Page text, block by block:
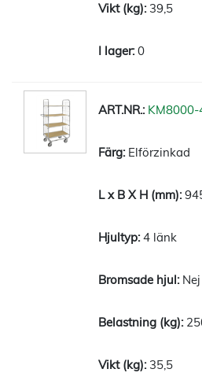
39,5
0
KM8000-
Elförzinkad
4 länk
Nej
35,5